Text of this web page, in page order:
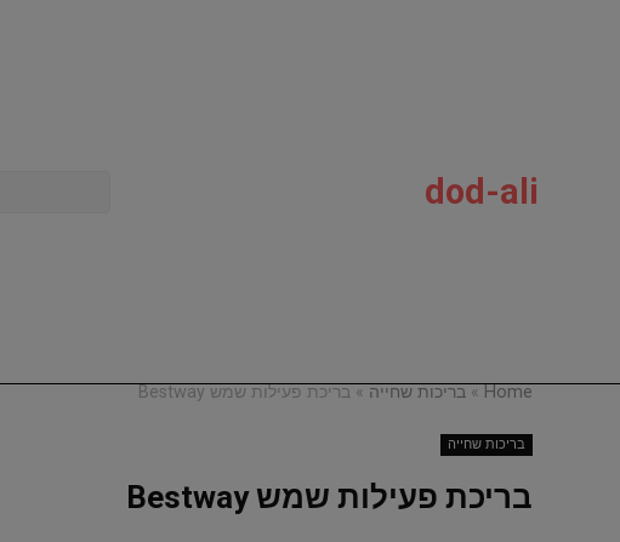
dod-ali
Home
» בריכות שחייה » בריכת פעילות שמש Bestway
בריכות שחייה
בריכת פעילות שמש Bestway